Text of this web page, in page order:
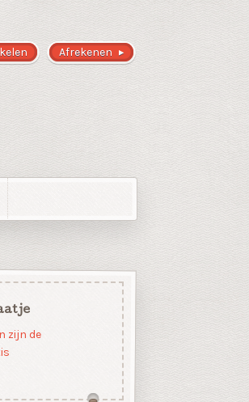
Afrekenen
zijn de